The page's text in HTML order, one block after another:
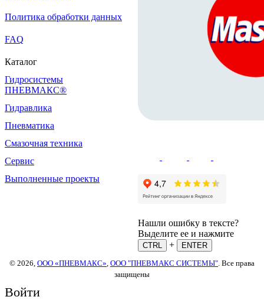
Политика обработки данных
FAQ
Каталог
Гидросистемы
ПНЕВМАКС®
Гидравлика
Пневматика
Смазочная техника
Сервис
Выполненные проекты
Нашли ошибку в тексте?
Выделите ее и нажмите
CTRL +
ENTER
© 2026, ООО «ПНЕВМАКС» ООО "ПНЕВМАКС СИСТЕМЫ" . Все права
защищены
Войти